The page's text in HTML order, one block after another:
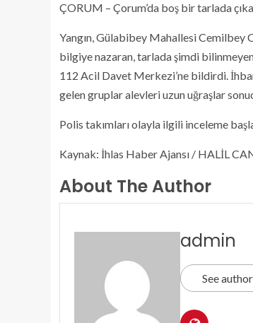
ÇORUM – Çorum’da boş bir tarlada
Yangın, Gülabibey Mahallesi Cemilbey
bilgiye nazaran, tarlada şimdi
112 Acil Davet Merkezi’ne bildirdi.
gelen gruplar alevleri uzun uğraşlar
Polis takımları olayla ilgili inceleme
Kaynak: İhlas Haber Ajansı / HALİL
About The Author
admin
See